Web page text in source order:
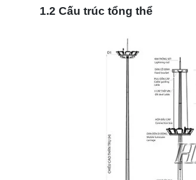
1.2 Cấu trúc tổng thể